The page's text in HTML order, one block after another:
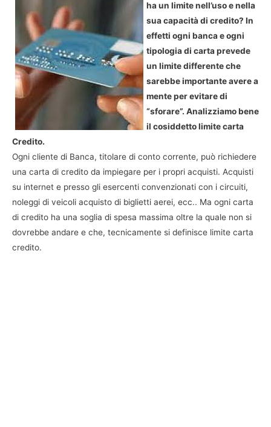
ha un limite nell’uso e nella
sua capacità di credito? In
effetti ogni banca e ogni
tipologia di carta prevede
un limite differente che
sarebbe importante avere a
mente per evitare di
“sforare”. Analizziamo bene
il cosiddetto limite carta
Credito.
Ogni cliente di Banca, titolare di conto corrente, può richiedere
una carta di credito da impiegare per i propri acquisti. Acquisti
su internet e presso gli esercenti convenzionati con i circuiti,
noleggi di veicoli acquisto di biglietti aerei, ecc.. Ma ogni carta
di credito ha una soglia di spesa massima oltre la quale non si
dovrebbe andare e che, tecnicamente si definisce limite carta
credito.